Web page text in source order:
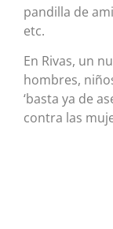
pandilla de
etc.
En Rivas, un
hombres,
‘basta ya de
contra las